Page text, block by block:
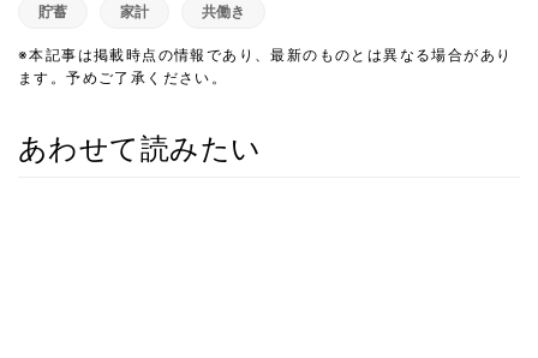
貯蓄 家計 共働き
※本記事は掲載時点の情報であり、最新のものとは異なる場合があり
ます。予めご了承ください。
あわせて読みたい